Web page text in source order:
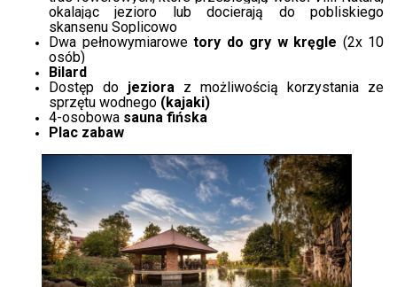
okalając jezioro lub docierają do pobliskiego
skansenu Soplicowo
Dwa pełnowymiarowe tory do gry w kręgle (2x 10
osób)
Bilard
Dostęp do jeziora z możliwością korzystania ze
sprzętu wodnego (kajaki)
4-osobowa sauna fińska
Plac zabaw